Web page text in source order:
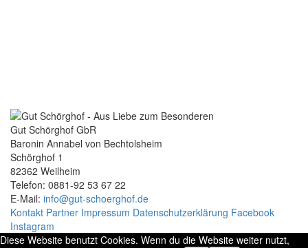
Gut Schörghof GbR
Baronin Annabel von Bechtolsheim
Schörghof 1
82362 Weilheim
Telefon: 0881-92 53 67 22
E-Mail: info@gut-schoerghof.de
Kontakt Partner Impressum Datenschutzerklärung Facebook
Instagram
Diese Website benutzt Cookies. Wenn du die Website weiter nutzt,